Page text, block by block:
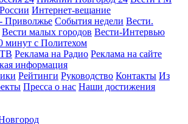
Интернет-вещание
Приволжье События недели Вести.
Вести малых городов Вести-Интервью
минут с Политехом
ТВ Реклама на Радио Реклама на сайте
информация
Рейтинги Руководство Контакты Из
Пресса о нас Наши достижения